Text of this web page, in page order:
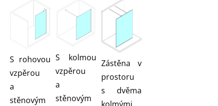
S rohovou
vzpěrou
a
stěnovým
S kolmou
vzpěrou
a
stěnovým
Zástěna v
prostoru
s dvěma